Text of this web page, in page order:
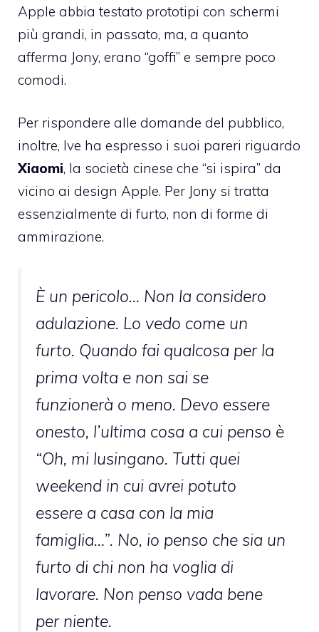
Apple abbia testato prototipi con schermi
più grandi, in passato, ma, a quanto
afferma Jony, erano “goffi” e sempre poco
comodi.
Per rispondere alle domande del pubblico,
inoltre, Ive ha espresso i suoi pareri riguardo
Xiaomi, la società cinese che “si ispira” da
vicino ai design Apple. Per Jony si tratta
essenzialmente di furto, non di forme di
ammirazione.
È un pericolo… Non la considero
adulazione. Lo vedo come un
furto. Quando fai qualcosa per la
prima volta e non sai se
funzionerà o meno. Devo essere
onesto, l’ultima cosa a cui penso è
“Oh, mi lusingano. Tutti quei
weekend in cui avrei potuto
essere a casa con la mia
famiglia…”. No, io penso che sia un
furto di chi non ha voglia di
lavorare. Non penso vada bene
per niente.